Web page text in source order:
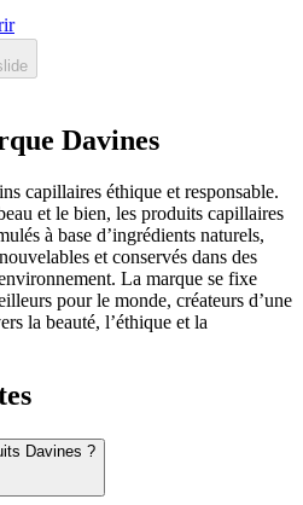
Davines
capillaires éthique et responsable.
et le bien, les produits capillaires
à base d’ingrédients naturels,
et conservés dans des
La marque se fixe
pour le monde, créateurs d’une
la beauté, l’éthique et la
Davines ?